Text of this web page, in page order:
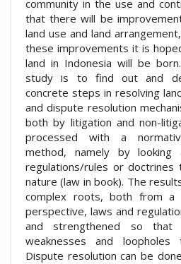
community in the use and
that there will be
land use and land
these improvements it is
land in Indonesia will be
study is to find out and
concrete steps in resolving
and dispute resolution
both by litigation and non-
processed with a
method, namely by
regulations/rules or doctrines
nature (law in book). The
complex roots, both from a
perspective, laws and
and strengthened so
weaknesses and loopholes
Dispute resolution can be